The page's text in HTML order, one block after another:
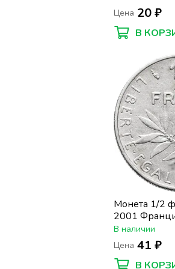
Цена 20 ₽
В
Монета 1/2
2001
В наличии
Цена 41 ₽
В